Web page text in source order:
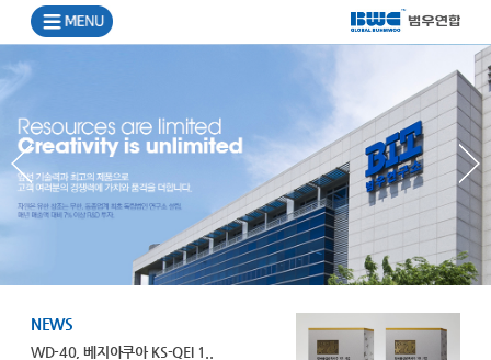
NEWS
WD-40, 베지아쿠아 KS-QEI 1..